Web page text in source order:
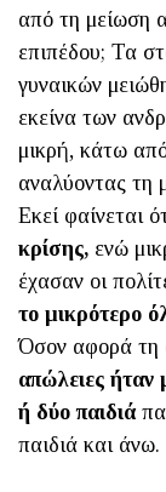
από τη μείωση
επιπέδου; Τα
γυναικών
εκείνα των
μικρή, κάτω
αναλύοντας τη
Εκεί φαίνεται
κρίσης, ενώ
έχασαν οι
το μικρότερο
Όσον αφορά τη
απώλειες ήταν
ή δύο παιδιά
παιδιά και άνω.